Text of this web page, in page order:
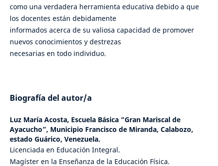
como una verdadera herramienta educativa debido a que
los docentes están debidamente
informados acerca de su valiosa capacidad de promover
nuevos conocimientos y destrezas
necesarias en todo individuo.
Biografía del autor/a
Luz María Acosta, Escuela Básica “Gran Mariscal de
Ayacucho”, Municipio Francisco de Miranda, Calabozo,
estado Guárico, Venezuela.
Licenciada en Educación Integral.
Magíster en la Enseñanza de la Educación Física.